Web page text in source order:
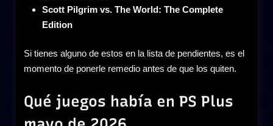
Scott Pilgrim vs. The World: The Complete
Edition
Si tienes alguno de estos en la lista de pendientes, es el
momento de ponerle remedio antes de que los quiten.
Qué juegos había en PS Plus